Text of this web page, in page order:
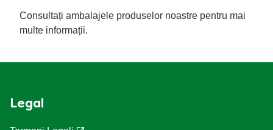
Consultați ambalajele produselor noastre pentru mai
multe informații.
Legal